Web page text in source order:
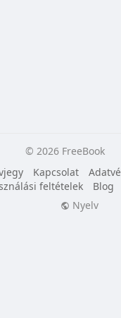
© 2026 FreeBook
Kapcsolat
feltételek
Blog
Nyelv